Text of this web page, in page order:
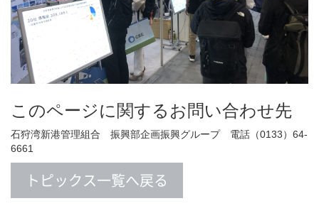
このページに関するお問い合わせ先
石狩湾新港管理組合 振興部企画振興グループ 電話（0133）64-
6661
トピックス一覧へ戻る